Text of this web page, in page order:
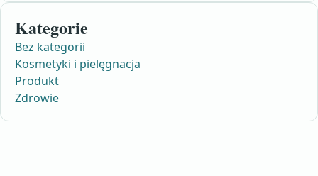
Kategorie
Bez kategorii
Kosmetyki i pielęgnacja
Produkt
Zdrowie